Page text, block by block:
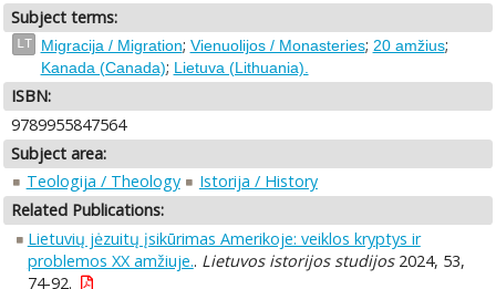
Subject terms:
LT Migracija / Migration; Vienuolijos / Monasteries; 20 amžius;
Kanada (Canada); Lietuva (Lithuania).
ISBN:
9789955847564
Subject area:
Teologija / Theology
Istorija / History
Related Publications:
Lietuvių jėzuitų įsikūrimas Amerikoje: veiklos kryptys ir
problemos XX amžiuje.. Lietuvos istorijos studijos2024, 53,
74-92.